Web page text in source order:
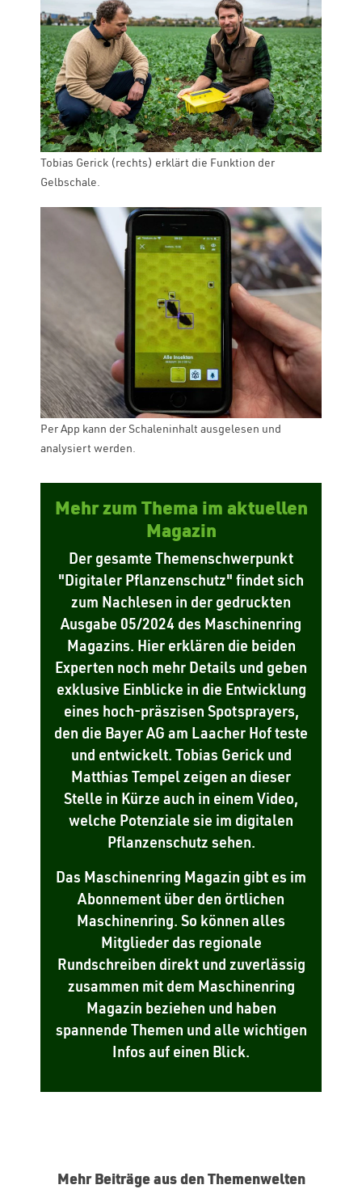
Tobias Gerick (rechts) erklärt die Funktion der
Gelbschale.
Per App kann der Schaleninhalt ausgelesen und
analysiert werden.
Mehr zum Thema im aktuellen
Magazin
Der gesamte Themenschwerpunkt
"Digitaler Pflanzenschutz" findet sich
zum Nachlesen in der gedruckten
Ausgabe 05/2024 des Maschinenring
Magazins. Hier erklären die beiden
Experten noch mehr Details und geben
exklusive Einblicke in die Entwicklung
eines hoch-präszisen Spotsprayers,
den die Bayer AG am Laacher Hof teste
und entwickelt. Tobias Gerick und
Matthias Tempel zeigen an dieser
Stelle in Kürze auch in einem Video,
welche Potenziale sie im digitalen
Pflanzenschutz sehen.
Das Maschinenring Magazin gibt es im
Abonnement über den örtlichen
Maschinenring. So können alles
Mitglieder das regionale
Rundschreiben direkt und zuverlässig
zusammen mit dem Maschinenring
Magazin beziehen und haben
spannende Themen und alle wichtigen
Infos auf einen Blick.
Mehr Beiträge aus den Themenwelten